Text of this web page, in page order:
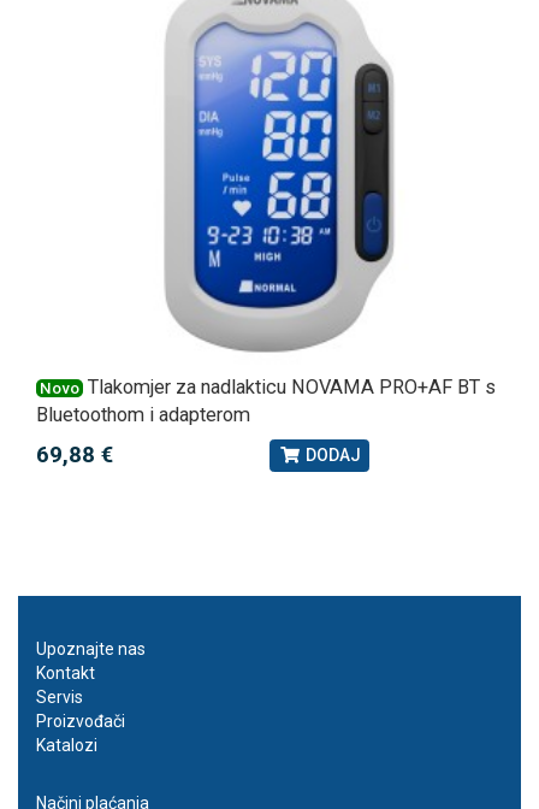
Novo Tlakomjer za nadlakticu NOVAMA PRO+AF BT s
Bluetoothom i adapterom
69,88 € DODAJ
Upoznajte nas
Kontakt
Servis
Proizvođači
Katalozi
Načini plaćanja